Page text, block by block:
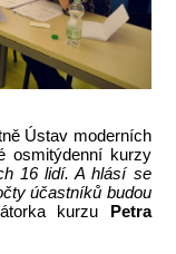
Ústav moderních
osmitýdenní kurzy
16 lidí. A hlásí se
účastníků budou
kurzu Petra